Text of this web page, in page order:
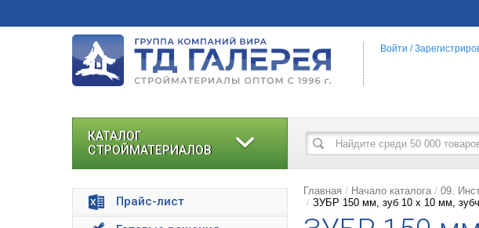
Войти /
КАТАЛОГ
СТРОЙМАТЕРИАЛОВ
Прайс-лист
Главная Начало каталога 09.
ЗУБР 150 мм, зуб 10 х 10 мм,